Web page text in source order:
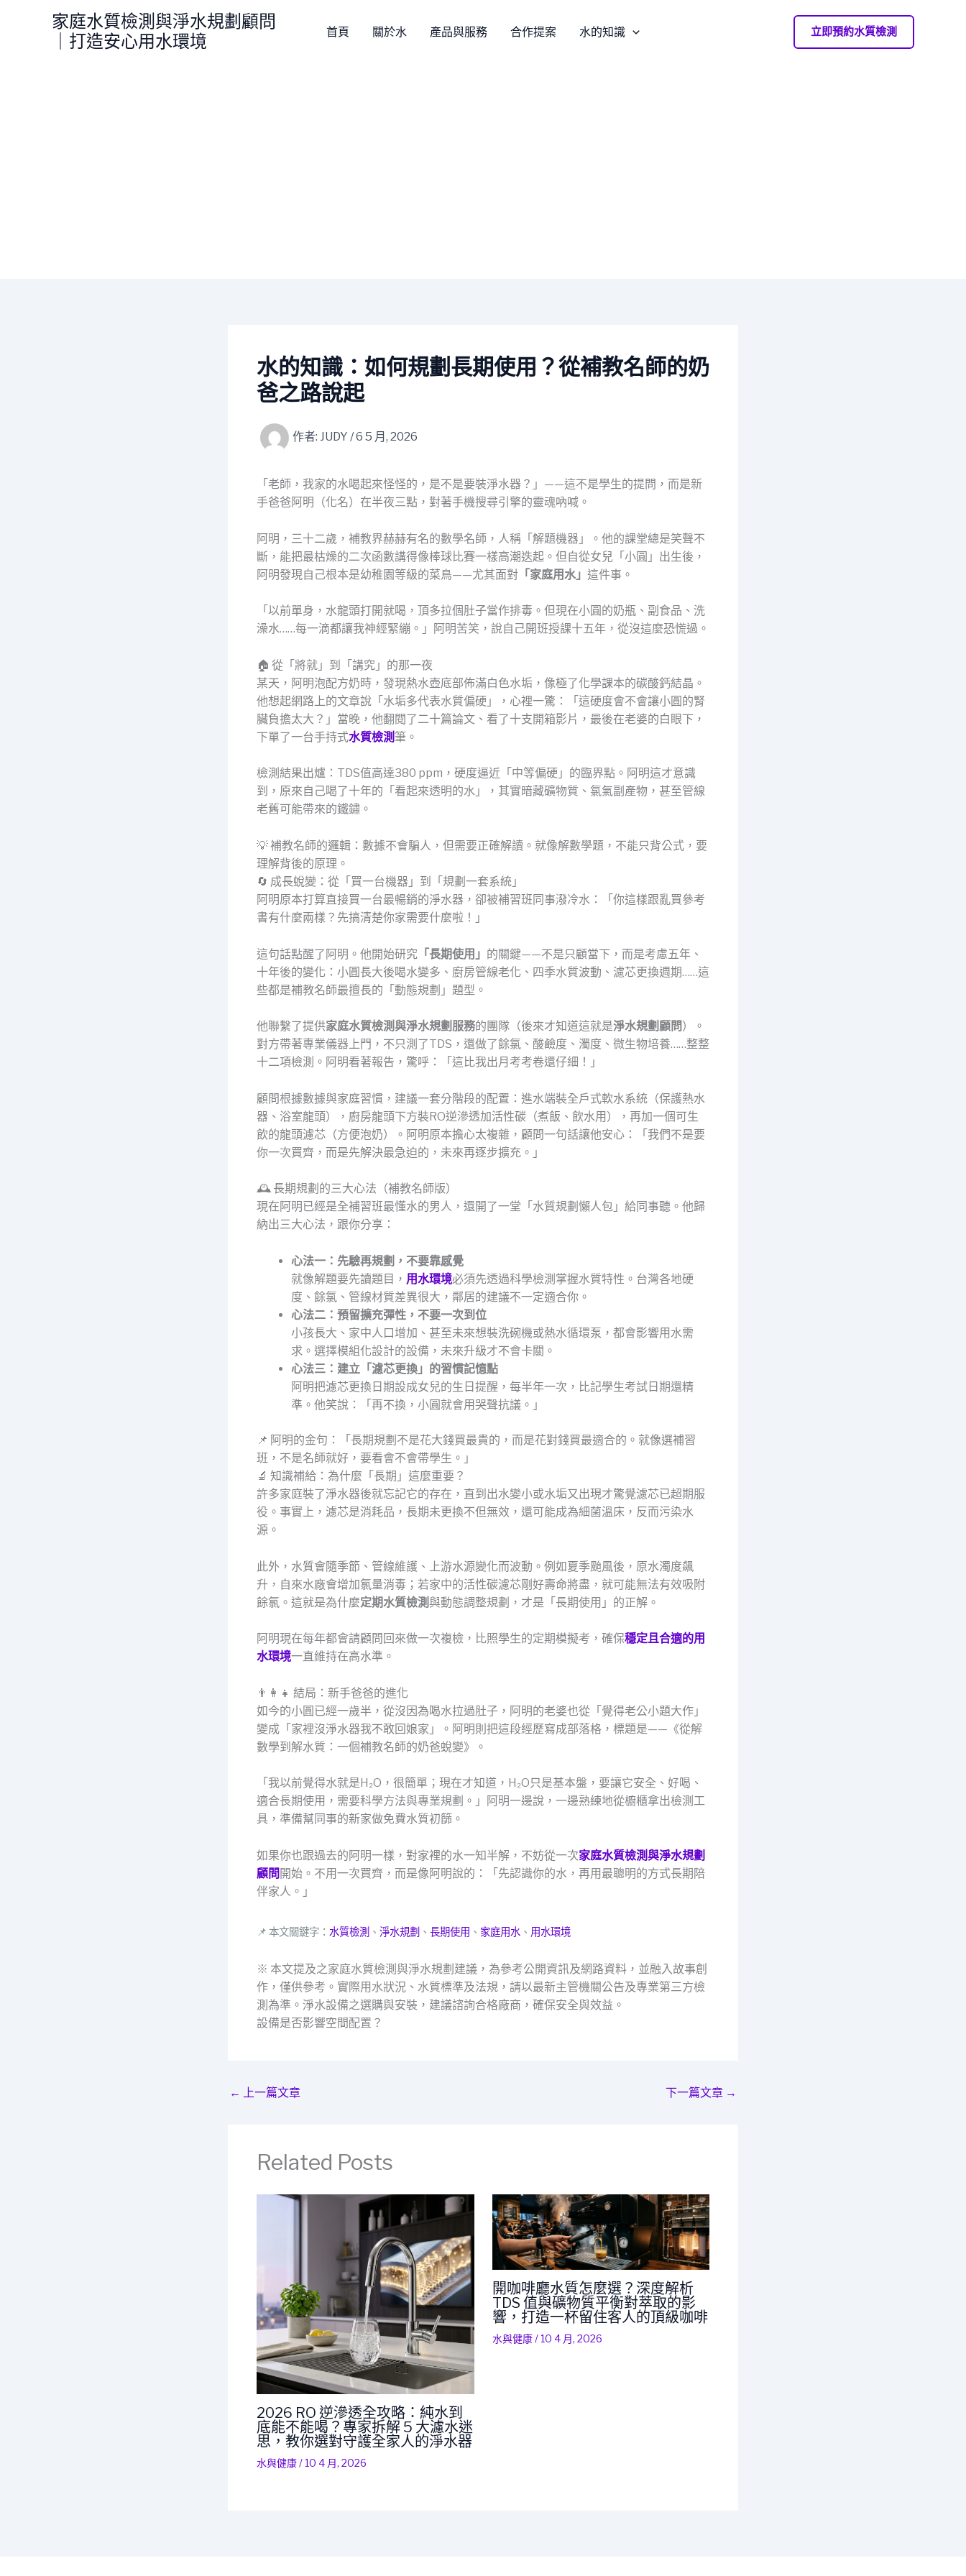
家庭水質檢測與淨水規劃顧問
｜打造安心用水環境
首頁 關於水 產品與服務 合作提案 水的知識 立即預約水質檢測
水的知識：如何規劃長期使用？從補教名師的奶
爸之路說起
作者: JUDY /6 5 月, 2026
「老師，我家的水喝起來怪怪的，是不是要裝淨水器？」——這不是學生的提問，而是新
手爸爸阿明（化名）在半夜三點，對著手機搜尋引擎的靈魂吶喊。
阿明，三十二歲，補教界赫赫有名的數學名師，人稱「解題機器」。他的課堂總是笑聲不
斷，能把最枯燥的二次函數講得像棒球比賽一樣高潮迭起。但自從女兒「小圓」出生後，
阿明發現自己根本是幼稚園等級的菜鳥——尤其面對 「家庭用水」 這件事。
「以前單身，水龍頭打開就喝，頂多拉個肚子當作排毒。但現在小圓的奶瓶、副食品、洗
澡水……每一滴都讓我神經緊繃。」阿明苦笑，說自己開班授課十五年，從沒這麼恐慌過。
🏠 從「將就」到「講究」的那一夜
某天，阿明泡配方奶時，發現熱水壺底部佈滿白色水垢，像極了化學課本的碳酸鈣結晶。
他想起網路上的文章說「水垢多代表水質偏硬」，心裡一驚：「這硬度會不會讓小圓的腎
臟負擔太大？」當晚，他翻閱了二十篇論文、看了十支開箱影片，最後在老婆的白眼下，
下單了一台手持式水質檢測筆。
檢測結果出爐：TDS值高達380 ppm，硬度逼近「中等偏硬」的臨界點。阿明這才意識
到，原來自己喝了十年的「看起來透明的水」，其實暗藏礦物質、氯氣副產物，甚至管線
老舊可能帶來的鐵鏽。
💡 補教名師的邏輯：數據不會騙人，但需要正確解讀。就像解數學題，不能只背公式，要
理解背後的原理。
🔄 成長蛻變：從「買一台機器」到「規劃一套系統」
阿明原本打算直接買一台最暢銷的淨水器，卻被補習班同事潑冷水：「你這樣跟亂買參考
書有什麼兩樣？先搞清楚你家需要什麼啦！」
這句話點醒了阿明。他開始研究 「長期使用」 的關鍵——不是只顧當下，而是考慮五年、
十年後的變化：小圓長大後喝水變多、廚房管線老化、四季水質波動、濾芯更換週期……這
些都是補教名師最擅長的「動態規劃」題型。
他聯繫了提供家庭水質檢測與淨水規劃服務的團隊（後來才知道這就是淨水規劃顧問）。
對方帶著專業儀器上門，不只測了TDS，還做了餘氯、酸鹼度、濁度、微生物培養……整整
十二項檢測。阿明看著報告，驚呼：「這比我出月考考卷還仔細！」
顧問根據數據與家庭習慣，建議一套分階段的配置：進水端裝全戶式軟水系統（保護熱水
器、浴室龍頭），廚房龍頭下方裝RO逆滲透加活性碳（煮飯、飲水用），再加一個可生
飲的龍頭濾芯（方便泡奶）。阿明原本擔心太複雜，顧問一句話讓他安心：「我們不是要
你一次買齊，而是先解決最急迫的，未來再逐步擴充。」
🕰️ 長期規劃的三大心法（補教名師版）
現在阿明已經是全補習班最懂水的男人，還開了一堂「水質規劃懶人包」給同事聽。他歸
納出三大心法，跟你分享：
心法一：先驗再規劃，不要靠感覺
就像解題要先讀題目， 用水環境必須先透過科學檢測掌握水質特性。台灣各地硬
度、餘氯、管線材質差異很大，鄰居的建議不一定適合你。
心法二：預留擴充彈性，不要一次到位
小孩長大、家中人口增加、甚至未來想裝洗碗機或熱水循環泵，都會影響用水需
求。選擇模組化設計的設備，未來升級才不會卡關。
心法三：建立「濾芯更換」的習慣記憶點
阿明把濾芯更換日期設成女兒的生日提醒，每半年一次，比記學生考試日期還精
準。他笑說：「再不換，小圓就會用哭聲抗議。」
📌 阿明的金句：「長期規劃不是花大錢買最貴的，而是花對錢買最適合的。就像選補習
班，不是名師就好，要看會不會帶學生。」
🔬 知識補給：為什麼「長期」這麼重要？
許多家庭裝了淨水器後就忘記它的存在，直到出水變小或水垢又出現才驚覺濾芯已超期服
役。事實上，濾芯是消耗品，長期未更換不但無效，還可能成為細菌溫床，反而污染水
源。
此外，水質會隨季節、管線維護、上游水源變化而波動。例如夏季颱風後，原水濁度飆
升，自來水廠會增加氯量消毒；若家中的活性碳濾芯剛好壽命將盡，就可能無法有效吸附
餘氯。這就是為什麼定期水質檢測與動態調整規劃，才是「長期使用」的正解。
阿明現在每年都會請顧問回來做一次複檢，比照學生的定期模擬考，確保穩定且合適的用
水環境一直維持在高水準。
👨‍👩‍👧 結局：新手爸爸的進化
如今的小圓已經一歲半，從沒因為喝水拉過肚子，阿明的老婆也從「覺得老公小題大作」
變成「家裡沒淨水器我不敢回娘家」。阿明則把這段經歷寫成部落格，標題是——《從解
數學到解水質：一個補教名師的奶爸蛻變》。
「我以前覺得水就是H₂O，很簡單；現在才知道，H₂O只是基本盤，要讓它安全、好喝、
適合長期使用，需要科學方法與專業規劃。」阿明一邊說，一邊熟練地從櫥櫃拿出檢測工
具，準備幫同事的新家做免費水質初篩。
如果你也跟過去的阿明一樣，對家裡的水一知半解，不妨從一次家庭水質檢測與淨水規劃
顧問 開始。不用一次買齊，而是像阿明說的：「先認識你的水，再用最聰明的方式長期陪
伴家人。」
📌 本文關鍵字： 水質檢測 、 淨水規劃 、 長期使用 、 家庭用水 、 用水環境
※ 本文提及之家庭水質檢測與淨水規劃建議，為參考公開資訊及網路資料，並融入故事創
作，僅供參考。實際用水狀況、水質標準及法規，請以最新主管機關公告及專業第三方檢
測為準。淨水設備之選購與安裝，建議諮詢合格廠商，確保安全與效益。
設備是否影響空間配置？
← 上一篇文章 下一篇文章 →
Related Posts
2026 RO 逆滲透全攻略：純水到
底能不能喝？專家拆解 5 大濾水迷
思，教你選對守護全家人的淨水器
水與健康/10 4 月, 2026
開咖啡廳水質怎麼選？深度解析
TDS 值與礦物質平衡對萃取的影
響，打造一杯留住客人的頂級咖啡
水與健康/10 4 月, 2026